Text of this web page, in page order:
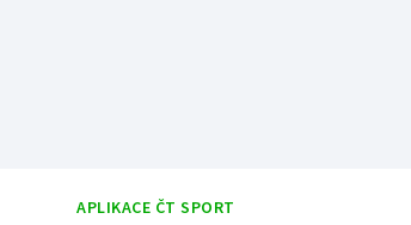
APLIKACE ČT SPORT